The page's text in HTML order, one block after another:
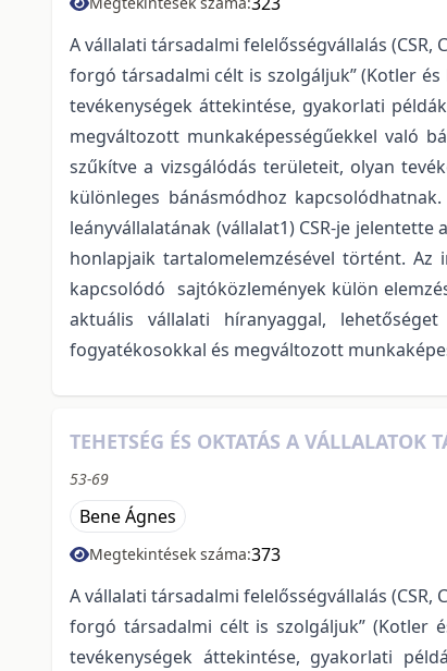
A vállalati társadalmi felelősségvállalás
forgó társadalmi célt is szolgáljuk” (Kotler
tevékenységek áttekintése, gyakorlati
megváltozott munkaképességűekkel való
szűkítve a vizsgálódás területeit, olyan
különleges bánásmódhoz
leányvállalatának (vállalat1) CSR-je
honlapjaik tartalomelemzésével történt.
kapcsolódó sajtóközlemények külön
aktuális vállalati híranyaggal,
fogyatékosokkal és megváltozott
TEHETSÉG ÉS OKTATÁS A VÁLLALATOK
53-69
Bene Ágnes
Megtekintések száma:373
A vállalati társadalmi felelősségvállalás
forgó társadalmi célt is szolgáljuk” (Kotler
tevékenységek áttekintése, gyakorlati